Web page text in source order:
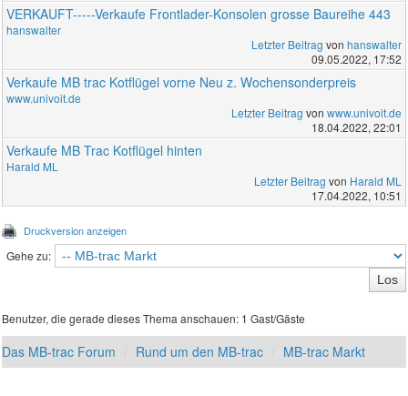
VERKAUFT-----Verkaufe Frontlader-Konsolen grosse Baureihe 443
hanswalter
Letzter Beitrag von hanswalter
09.05.2022, 17:52
Verkaufe MB trac Kotflügel vorne Neu z. Wochensonderpreis
www.univoit.de
Letzter Beitrag von www.univoit.de
18.04.2022, 22:01
Verkaufe MB Trac Kotflügel hinten
Harald ML
Letzter Beitrag von Harald ML
17.04.2022, 10:51
Druckversion anzeigen
Gehe zu:
Benutzer, die gerade dieses Thema anschauen: 1 Gast/Gäste
Das MB-trac Forum Rund um den MB-trac MB-trac Markt